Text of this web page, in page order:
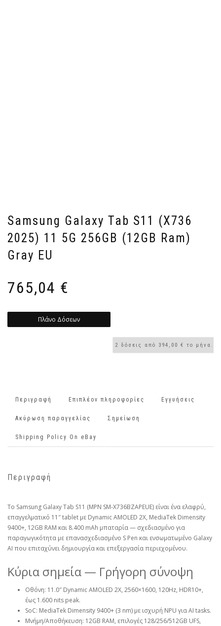
Samsung Galaxy Tab S11 (X736
2025) 11 5G 256GB (12GB Ram)
Gray EU
765,04 €
Πλάνο Δόσεων
Περιγραφή Επιπλέον πληροφορίες Εγγυήσεις
Ακύρωση παραγγελίας Σημείωση
Shipping Policy On eBay
Περιγραφή
Το Samsung Galaxy Tab S11 (MPN SM‑X736BZAPEUE) είναι ένα ελαφρύ,
επαγγελματικό 11″ tablet με Dynamic AMOLED 2X, MediaTek Dimensity
9400+, 12GB RAM και 8.400 mAh μπαταρία — σχεδιασμένο για
παραγωγικότητα με επανασχεδιασμένο S Pen και ενσωματωμένο Galaxy
AI που επιταχύνει δημιουργία και επεξεργασία περιεχομένου.
Κύρια σημεία — Γρήγορη σύνοψη
Οθόνη: 11.0″ Dynamic AMOLED 2X, 2560×1600, 120Hz, HDR10+,
έως 1.600 nits peak.
SoC: MediaTek Dimensity 9400+ (3 nm) με ισχυρή NPU για AI tasks.
Μνήμη/Αποθήκευση: 12GB RAM, επιλογές 128/256/512GB UFS,